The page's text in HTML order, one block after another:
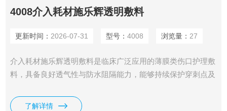
4008介入耗材施乐辉透明敷料
更新时间： 2026-07-31 型号： 4008 浏览量： 27
介入耗材施乐辉透明敷料是临床广泛应用的薄膜类伤口护理敷
料，具备良好透气性与防水阻隔能力，能够持续保护穿刺点及
针固定、浅表伤口防护。
了解详情